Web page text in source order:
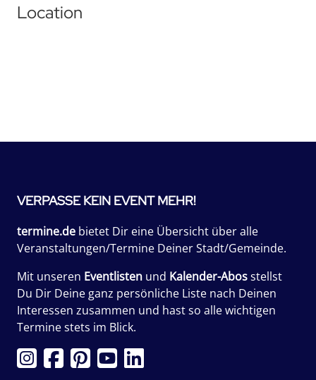
Location
VERPASSE KEIN EVENT MEHR!
termine.de bietet Dir eine Übersicht über alle
Veranstaltungen/Termine Deiner Stadt/Gemeinde.
Mit unseren Eventlisten und Kalender-Abosstellst
Du Dir Deine ganz persönliche Liste nach Deinen
Interessen zusammen und hast so alle wichtigen
Termine stets im Blick.